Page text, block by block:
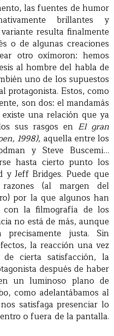
las fuentes de humor
brillantes y
resulta finalmente
o de algunas creaciones
otro oxímoron: hemos
al hombre del habla de
uno de los supuestos
protagonista. Estos, como
son dos: el mandamás
una relación que ya
sus rasgos en El gran
1998), aquella entre los
y Steve Buscemi…
hasta cierto punto los
y Jeff Bridges. Puede que
(al margen del
por la que algunos han
con la filmografía de los
no está de más, aunque
justa. Sin
la reacción una vez
cierta satisfacción, la
después de haber
un luminoso plano de
como adelantábamos al
satisfaga presenciar lo
o fuera de la pantalla.